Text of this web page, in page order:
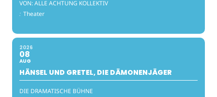
VON: ALLE ACHTUNG KOLLEKTIV
: Theater
2026
08
AUG
HÄNSEL UND GRETEL, DIE DÄMONENJÄGER
DIE DRAMATISCHE BÜHNE